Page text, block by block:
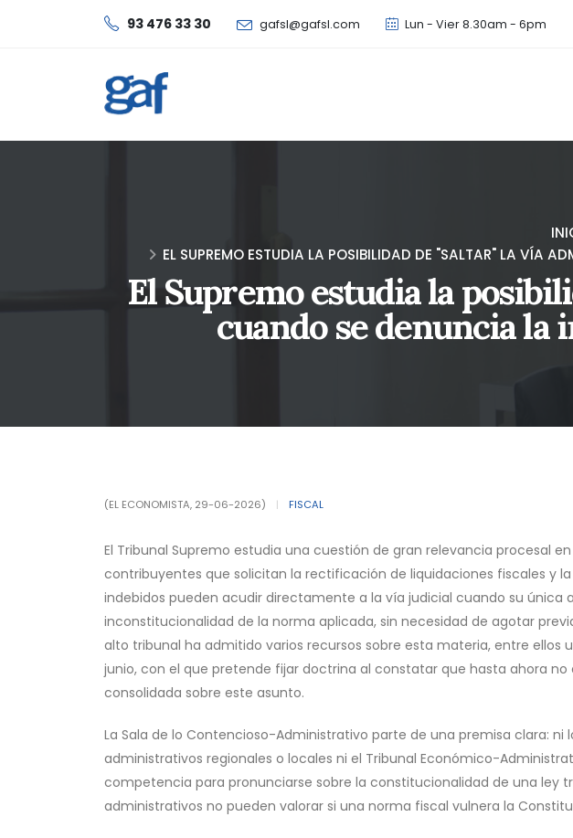
93 476 33 30 gafsl@gafsl.com Lun - Vier 8.30am - 6pm
EL SUPREMO ESTUDIA LA POSIBILIDAD DE "SALTAR" LA VÍA
El Supremo estudia la
cuando se denuncia
(EL ECONOMISTA, 29-06-2026) | FISCAL
El Tribunal Supremo estudia una cuestión de gran relevancia procesal
contribuyentes que solicitan la rectificación de liquidaciones fiscales y
indebidos pueden acudir directamente a la vía judicial cuando su única
inconstitucionalidad de la norma aplicada, sin necesidad de agotar
alto tribunal ha admitido varios recursos sobre esta materia, entre ellos
junio, con el que pretende fijar doctrina al constatar que hasta ahora no
consolidada sobre este asunto.
La Sala de lo Contencioso-Administrativo parte de una premisa clara:
administrativos regionales o locales ni el Tribunal Económico-
competencia para pronunciarse sobre la constitucionalidad de una ley
administrativos no pueden valorar si una norma fiscal vulnera la